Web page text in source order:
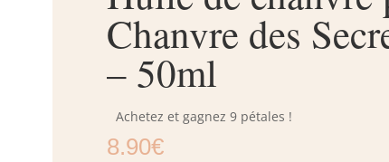
Chanvre des
– 50ml
Achetez et gagnez 9 pétales !
8.90€